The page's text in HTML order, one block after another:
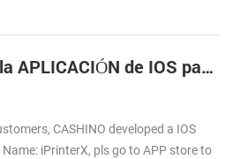
La introducción de la APLICACIÓN de IOS para móviles, impresoras
CASHINO developed a IOS
iPrinterX, pls go to APP store to